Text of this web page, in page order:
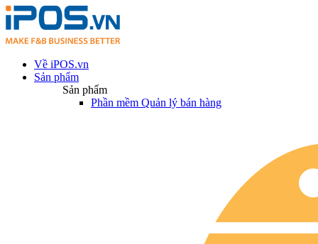
Về iPOS.vn
Sản phẩm
Sản phẩm
Phần mềm Quản lý bán hàng